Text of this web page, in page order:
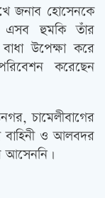
জনাব হোসেনকে
এসব হুমকি তাঁর
উপেক্ষা করে
করেছেন
চামেলীবাগের
বাহিনী ও আলবদর
আসেননি।